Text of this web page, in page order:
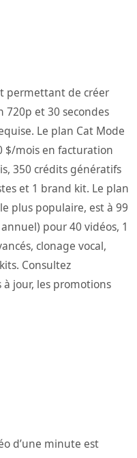
permettant de créer
720p et 30 secondes
Le plan Cat Mode
$/mois en facturation
350 crédits génératifs
et 1 brand kit. Le plan
plus populaire, est à 99
pour 40 vidéos, 1
clonage vocal,
Consultez
jour, les promotions
d’une minute est